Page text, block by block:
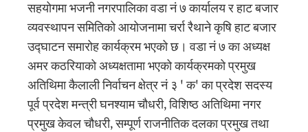
सहयोगमा भजनी नगरपालिका वडा नं ७ कार्यालय र हाट बजार
व्यवस्थापन समितिको आयोजनामा चर्रा रैथाने कृषि हाट बजार
उद्घाटन समारोह कार्यक्रम भएको छ। वडा नं ७ का अध्यक्ष
अमर कठरियाको अध्यक्षतामा भएको कार्यक्रमको प्रमुख
अतिथिमा कैलाली निर्वाचन क्षेत्र नं ३ ' क' का प्रदेश सदस्य
पूर्व प्रदेश मन्त्री घनश्याम चौधरी, विशिष्ठ अतिथिमा नगर
प्रमुख केवल चौधरी, सम्पूर्ण राजनीतिक दलका प्रमुख तथा